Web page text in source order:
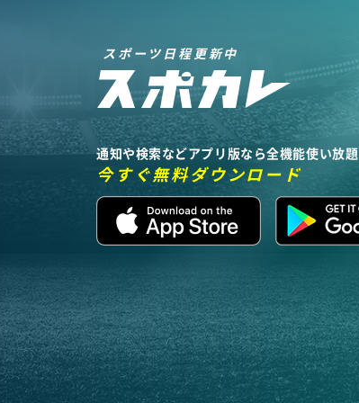
スポーツ日程更新中
通知や検索などアプリ版なら全機能使い放題
今すぐ無料ダウンロード